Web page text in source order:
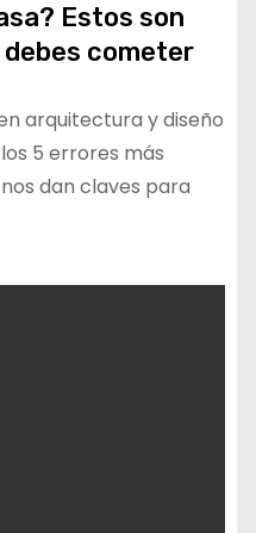
Estos son
debes cometer
arquitectura y diseño
5 errores más
dan claves para